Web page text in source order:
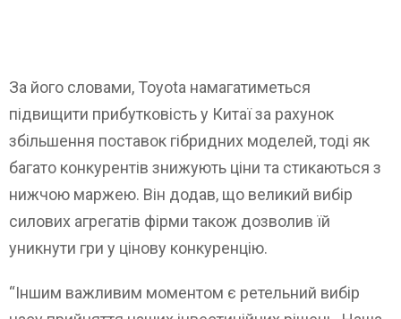
За його словами, Toyota намагатиметься
підвищити прибутковість у Китаї за рахунок
збільшення поставок гібридних моделей, тоді як
багато конкурентів знижують ціни та стикаються з
нижчою маржею. Він додав, що великий вибір
силових агрегатів фірми також дозволив їй
уникнути гри у цінову конкуренцію.
“Іншим важливим моментом є ретельний вибір